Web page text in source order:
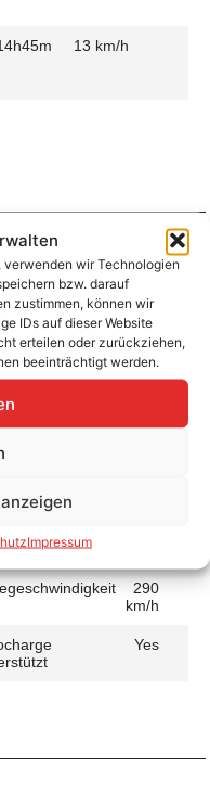
verwenden wir Technologien
bzw. darauf
zustimmen, können wir
IDs auf dieser Website
erteilen oder zurückziehen,
beeinträchtigt werden.
Impressum
13 km/h
(0-
Km)
7h30m
25 km/h
Km)
290
km/h
Yes